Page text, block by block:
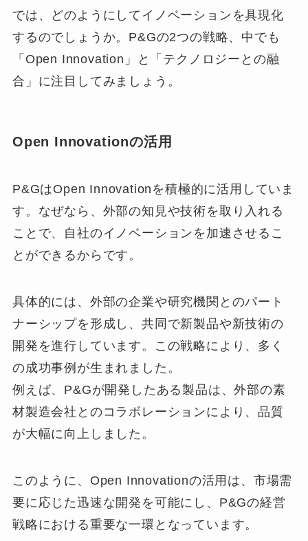
では、どのようにしてイノベーションを具現化
するのでしょうか。P&Gの2つの戦略、中でも
「Open Innovation」と「テクノロジーとの融
合」に注目してみましょう。
Open Innovationの活用
P&GはOpen Innovationを積極的に活用していま
す。なぜなら、外部の知見や技術を取り入れる
ことで、自社のイノベーションを加速させるこ
とができるからです。
具体的には、外部の企業や研究機関とのパート
ナーシップを形成し、共同で新製品や新技術の
開発を進行しています。この戦略により、多く
の成功事例が生まれました。
例えば、P&Gが開発したある製品は、外部の素
材製造会社とのコラボレーションにより、品質
が大幅に向上しました。
このように、Open Innovationの活用は、市場需
要に応じた迅速な開発を可能にし、P&Gの経営
戦略における重要な一環となっています。